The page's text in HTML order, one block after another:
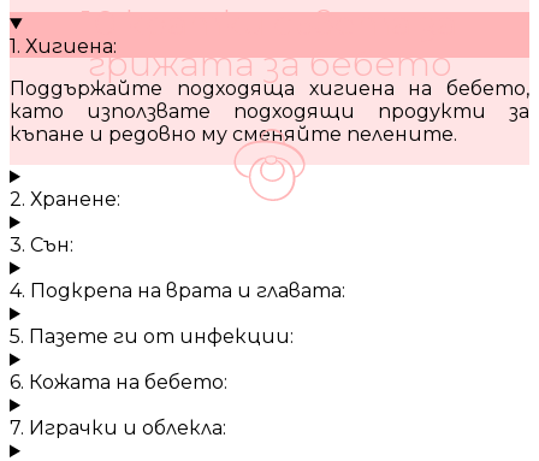
10 кратки съвета за
грижата за бебето
1. Хигиена:
Поддържайте подходяща хигиена на бебето,
като използвате подходящи продукти за
къпане и редовно му сменяйте пелените.
2. Хранене:
3. Сън:
4. Подкрепа на врата и главата:
5. Пазете ги от инфекции:
6. Кожата на бебето:
7. Играчки и облекла: